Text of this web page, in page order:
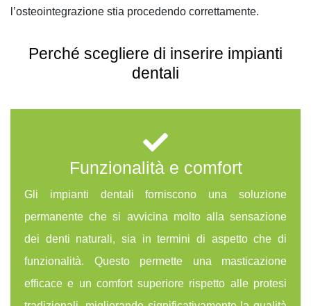
l’osteointegrazione stia procedendo correttamente.
Perché scegliere di inserire impianti
dentali
Funzionalità e comfort
Gli impianti dentali forniscono una soluzione
permanente che si avvicina molto alla sensazione
dei denti naturali, sia in termini di aspetto che di
funzionalità. Questo permette una masticazione
efficace e un comfort superiore rispetto alle protesi